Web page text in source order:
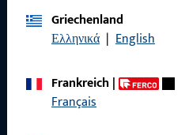
Griechenland
Ελληνικά | English
Frankreich|
Français